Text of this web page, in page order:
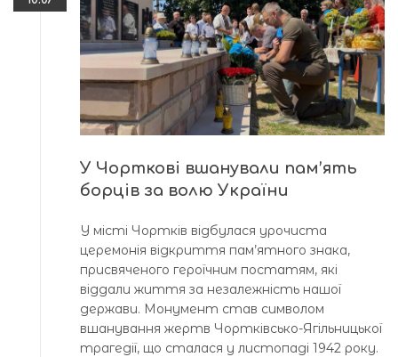
У Чорткові вшанували пам’ять
борців за волю України
У місті Чортків відбулася урочиста
церемонія відкриття пам’ятного знака,
присвяченого героїчним постатям, які
віддали життя за незалежність нашої
держави. Монумент став символом
вшанування жертв Чортківсько-Ягільницької
трагедії, що сталася у листопаді 1942 року.